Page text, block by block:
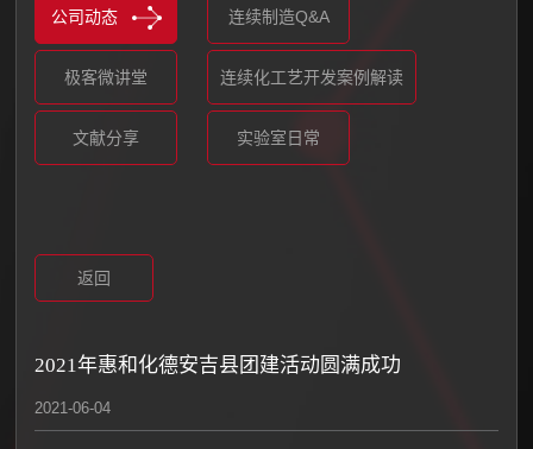
公司动态 连续制造Q&A
极客微讲堂 连续化工艺开发案例解读
文献分享 实验室日常
返回
2021年惠和化德安吉县团建活动圆满成功
2021-06-04